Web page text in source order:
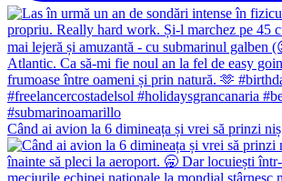
Când ai avion la 6 dimineața și vrei să prinzi niș